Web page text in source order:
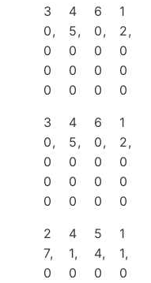
3
0,
0
0
0
4
5,
0
0
0
6
0,
0
0
0
1
2,
0
0
0
3
0,
0
0
0
4
5,
0
0
0
6
0,
0
0
0
1
2,
0
0
0
2
7,
0
4
1,
0
5
4,
0
1
1,
0